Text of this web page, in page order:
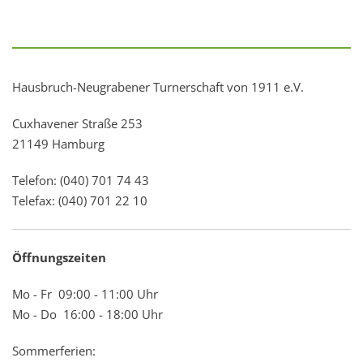
Hausbruch-Neugrabener Turnerschaft von 1911 e.V.
Cuxhavener Straße 253
21149 Hamburg
Telefon: (040) 701 74 43
Telefax: (040) 701 22 10
Öffnungszeiten
Mo - Fr 09:00 - 11:00 Uhr
Mo - Do 16:00 - 18:00 Uhr
Sommerferien: